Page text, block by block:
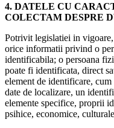
4. DATELE CU
COLECTAM DESPRE
Potrivit legislatiei in vigoare,
orice informatii privind o
identificabila; o persoana
poate fi identificata, direct
element de identificare,
date de localizare, un
elemente specifice, proprii
psihice, economice,